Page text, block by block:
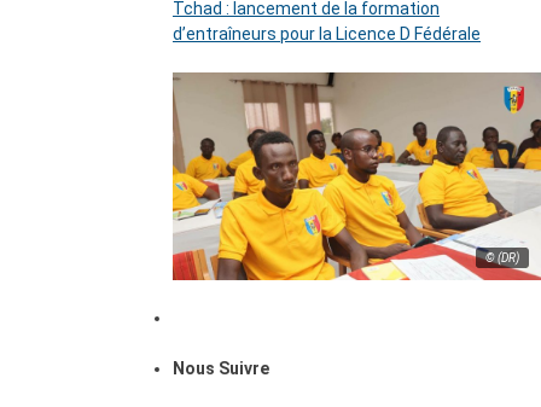
Tchad : lancement de la formation
d’entraîneurs pour la Licence D Fédérale
© (DR)
Nous Suivre